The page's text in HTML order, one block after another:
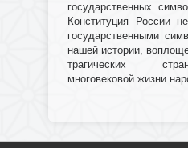
государственных
Конституция России
государственными
нашей истории,
трагических
многовековой жизни